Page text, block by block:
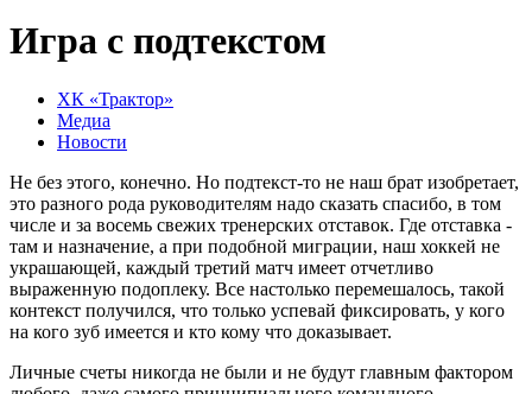
Игра с подтекстом
ХК «Трактор»
Медиа
Новости
Не без этого, конечно. Но подтекст-то не наш брат изобретает,
это разного рода руководителям надо сказать спасибо, в том
числе и за восемь свежих тренерских отставок. Где отставка -
там и назначение, а при подобной миграции, наш хоккей не
украшающей, каждый третий матч имеет отчетливо
выраженную подоплеку. Все настолько перемешалось, такой
контекст получился, что только успевай фиксировать, у кого
на кого зуб имеется и кто кому что доказывает.
Личные счеты никогда не были и не будут главным фактором